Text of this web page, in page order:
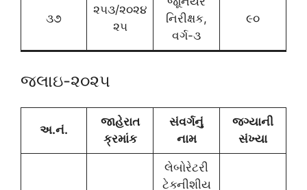
૩૭
૨૫૩/૨૦૨૪
૨૫
નિરીક્ષક,
વર્ગ-૩
૯૦
જલાઇ-૨૦૨૫
અ.નં.
જાહેરાત
ક્રમાંક
સંવર્ગનું
નામ
જગ્યાની
સંખ્યા
લેબોરેટરી
ટેક્નીશીય